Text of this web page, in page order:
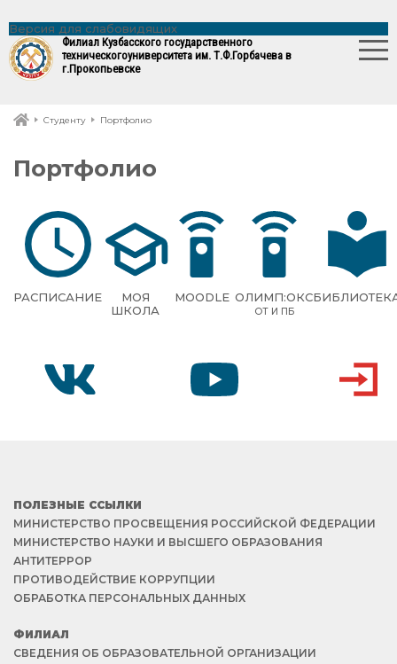
Версия для слабовидящих
Филиал Кузбасского государственного
техническогоуниверситета им. Т.Ф.Горбачева в
г.Прокопьевске
Студенту Портфолио
Портфолио
РАСПИСАНИЕ
МОЯ
ШКОЛА
MOODLE ОЛИМП:ОКС
ОТ И ПБ
ПОЛЕЗНЫЕ ССЫЛКИ
МИНИСТЕРСТВО ПРОСВЕЩЕНИЯ РОССИЙСКОЙ ФЕДЕРАЦИИ
МИНИСТЕРСТВО НАУКИ И ВЫСШЕГО ОБРАЗОВАНИЯ
АНТИТЕРРОР
ПРОТИВОДЕЙСТВИЕ КОРРУПЦИИ
ОБРАБОТКА ПЕРСОНАЛЬНЫХ ДАННЫХ
ФИЛИАЛ
СВЕДЕНИЯ ОБ ОБРАЗОВАТЕЛЬНОЙ ОРГАНИЗАЦИИ